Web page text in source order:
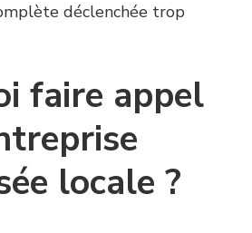
déclenchée trop
faire appel
locale ?